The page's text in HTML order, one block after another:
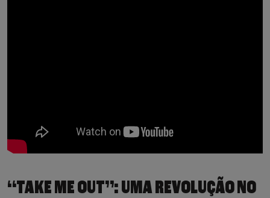
“TAKE ME OUT”: UMA REVOLUÇÃO NO